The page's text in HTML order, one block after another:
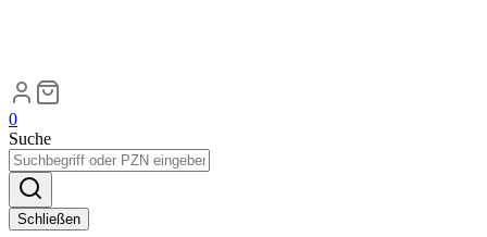
0
Suche
Schließen